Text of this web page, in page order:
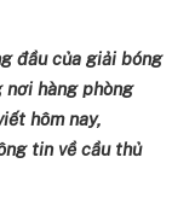
đầu của giải bóng
nơi hàng phòng
hôm nay,
tin về cầu thủ